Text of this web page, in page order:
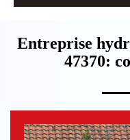
Entreprise
47370: